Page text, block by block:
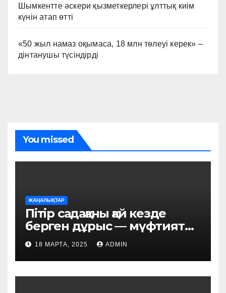
Шымкентте әскери қызметкерлері ұлттық киім
күнін атап өтті
«50 жыл намаз оқымаса, 18 млн төлеуі керек» –
дінтанушы түсіндірді
You missed
ЖАҢАЛЫҚТАР
Пітір садақаны қай кезде
берген дұрыс — мүфтият
жауап берді
18 МАРТА, 2025 ADMIN